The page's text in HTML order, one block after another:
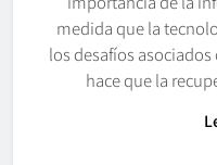
medida que la
los desafíos
hace que la